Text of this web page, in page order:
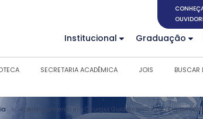
Institucional Graduação
SECRETARIA ACADÊMICA JOIS BUSCAR
> Aperfeiçoamento em Cirurgia Guiada com Fluxo Digital